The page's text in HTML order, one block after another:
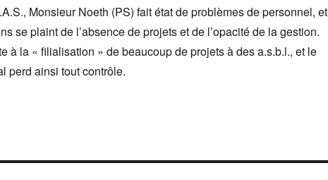
Monsieur Noeth (PS) fait état de problè­mes de personnel, et
se plaint de l’ab­sence de projets et de l’opacité de la gestion.
à la « filialisation » de beaucoup de projets à des a.s.b.l., et le
perd ainsi tout contrôle.